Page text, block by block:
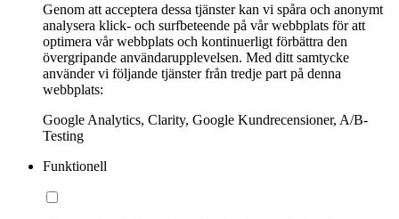
Genom att acceptera dessa tjänster kan vi spåra och anonymt
analysera klick- och surfbeteende på vår webbplats för att
optimera vår webbplats och kontinuerligt förbättra den
övergripande användarupplevelsen. Med ditt samtycke
använder vi följande tjänster från tredje part på denna
webbplats:
Google Analytics, Clarity, Google Kundrecensioner, A/B-
Testing
Funktionell